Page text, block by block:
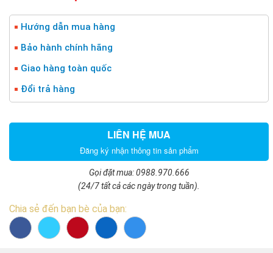
Hướng dẫn mua hàng
Bảo hành chính hãng
Giao hàng toàn quốc
Đổi trả hàng
LIÊN HỆ MUA
Đăng ký nhận thông tin sản phẩm
Gọi đặt mua: 0988.970.666
(24/7 tất cả các ngày trong tuần).
Chia sẻ đến bạn bè của bạn: